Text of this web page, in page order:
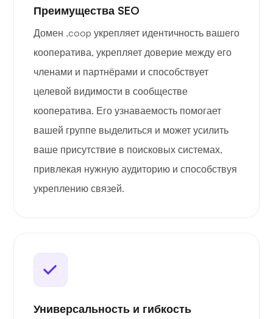
Преимущества SEO
Домен .coop укрепляет идентичность вашего
кооператива, укрепляет доверие между его
членами и партнёрами и способствует
целевой видимости в сообществе
кооператива. Его узнаваемость помогает
вашей группе выделиться и может усилить
ваше присутствие в поисковых системах,
привлекая нужную аудиторию и способствуя
укреплению связей.
Универсальность и гибкость